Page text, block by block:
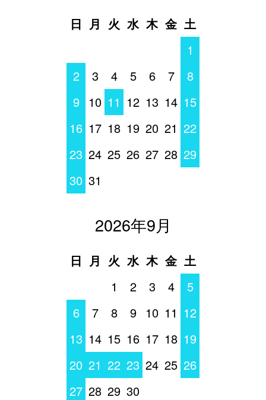
日 月 火 水 木 金 土
1
2
3 4 5 6 7
8
9
10 11 12 13 14 15
16 17 18 19 20 21 22
23 24 25 26 27 28 29
30 31
2026年9月
日 月 火 水 木 金 土
1
2 3 4
5
6
7 8 9 10 11 12
13 14 15 16 17 18 19
20 21 22 23 24 25 26
27 28 29 30